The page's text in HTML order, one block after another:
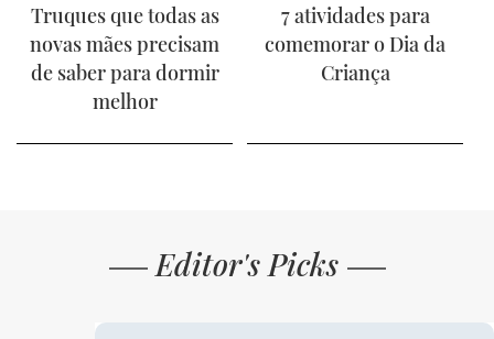
Truques que todas as
novas mães precisam
de saber para dormir
melhor
7 atividades para
comemorar o Dia da
Criança
Editor's Picks